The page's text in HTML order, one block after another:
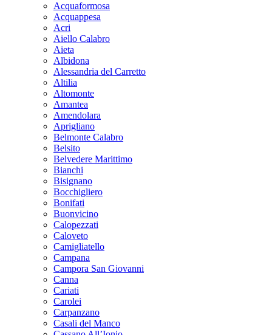
Acquaformosa
Acquappesa
Acri
Aiello Calabro
Aieta
Albidona
Alessandria del Carretto
Altilia
Altomonte
Amantea
Amendolara
Aprigliano
Belmonte Calabro
Belsito
Belvedere Marittimo
Bianchi
Bisignano
Bocchigliero
Bonifati
Buonvicino
Calopezzati
Caloveto
Camigliatello
Campana
Campora San Giovanni
Canna
Cariati
Carolei
Carpanzano
Casali del Manco